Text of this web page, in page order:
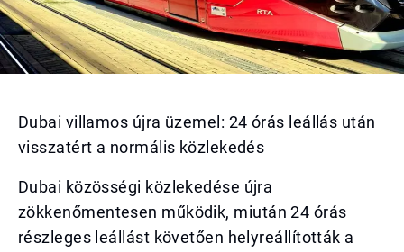
Dubai villamos újra üzemel: 24 órás leállás után
visszatért a normális közlekedés
Dubai közösségi közlekedése újra
zökkenőmentesen működik, miután 24 órás
részleges leállást követően helyreállították a